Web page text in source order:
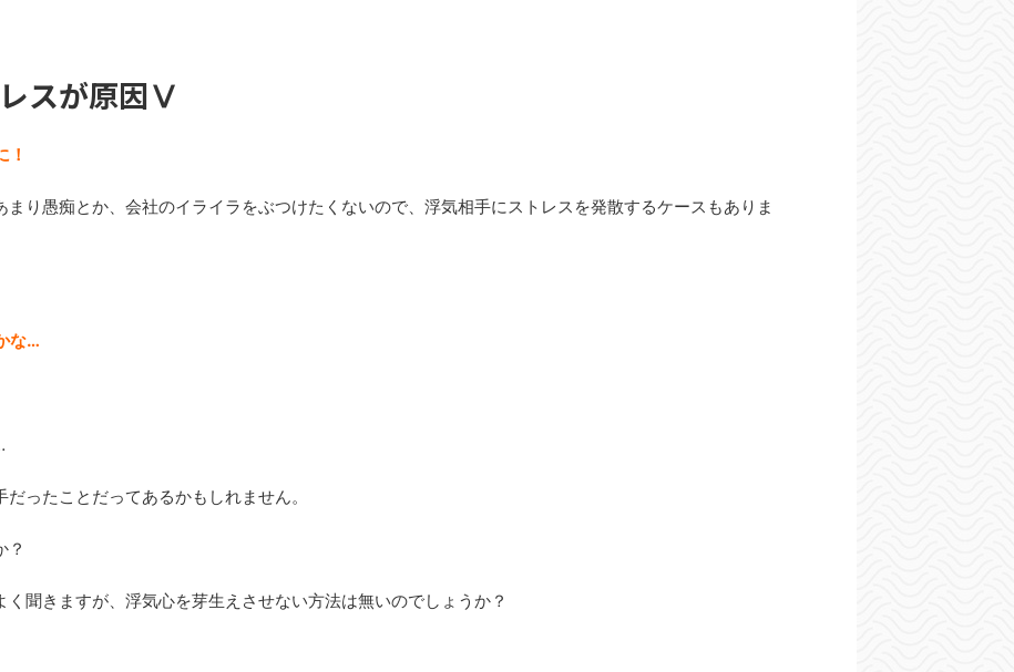
スが原因Ⅴ
り愚痴とか、会社のイライラをぶつけたくないので、浮気相手にストレスを発散するケースもありま
な…
ったことだってあるかもしれません。
？
聞きますが、浮気心を芽生えさせない方法は無いのでしょうか？